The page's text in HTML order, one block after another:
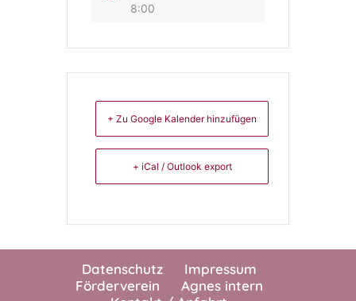
8:00
+ Zu Google Kalender hinzufügen
+ iCal / Outlook export
Datenschutz
Impressum
Förderverein
Agnes intern